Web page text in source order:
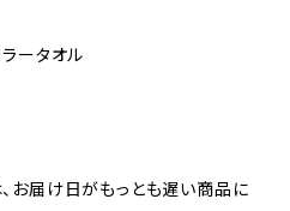
ータオル
お届け日がもっとも遅い商品に